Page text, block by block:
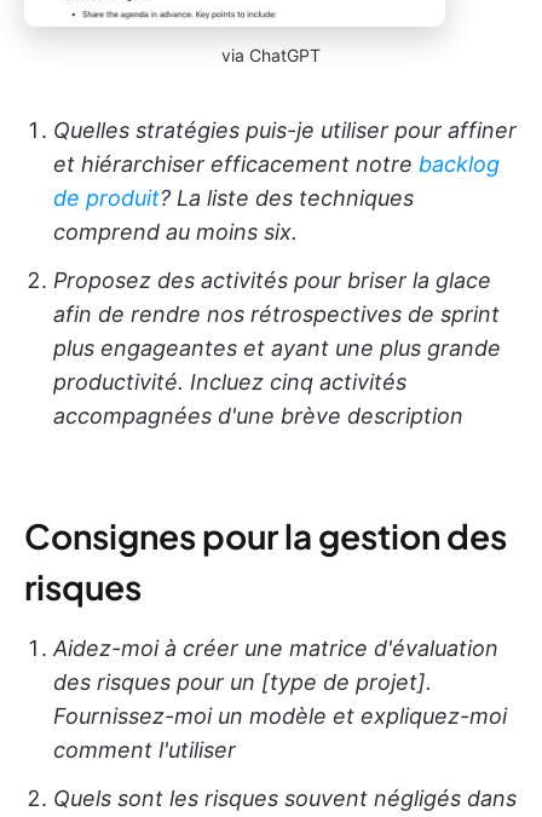
via ChatGPT
Quelles stratégies puis-je utiliser pour affiner
et hiérarchiser efficacement notre backlog
de produit? La liste des techniques
comprend au moins six.
Proposez des activités pour briser la glace
afin de rendre nos rétrospectives de sprint
plus engageantes et ayant une plus grande
productivité. Incluez cinq activités
accompagnées d'une brève description
Consignes pour la gestion des
risques
Aidez-moi à créer une matrice d'évaluation
des risques pour un [type de projet].
Fournissez-moi un modèle et expliquez-moi
comment l'utiliser
Quels sont les risques souvent négligés dans